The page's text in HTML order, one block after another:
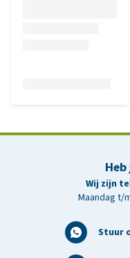
Wij zijn
Maandag t/
Stuur